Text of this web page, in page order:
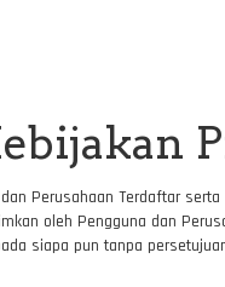
Perusahaan Terdaftar
oleh Pengguna dan
siapa pun tanpa